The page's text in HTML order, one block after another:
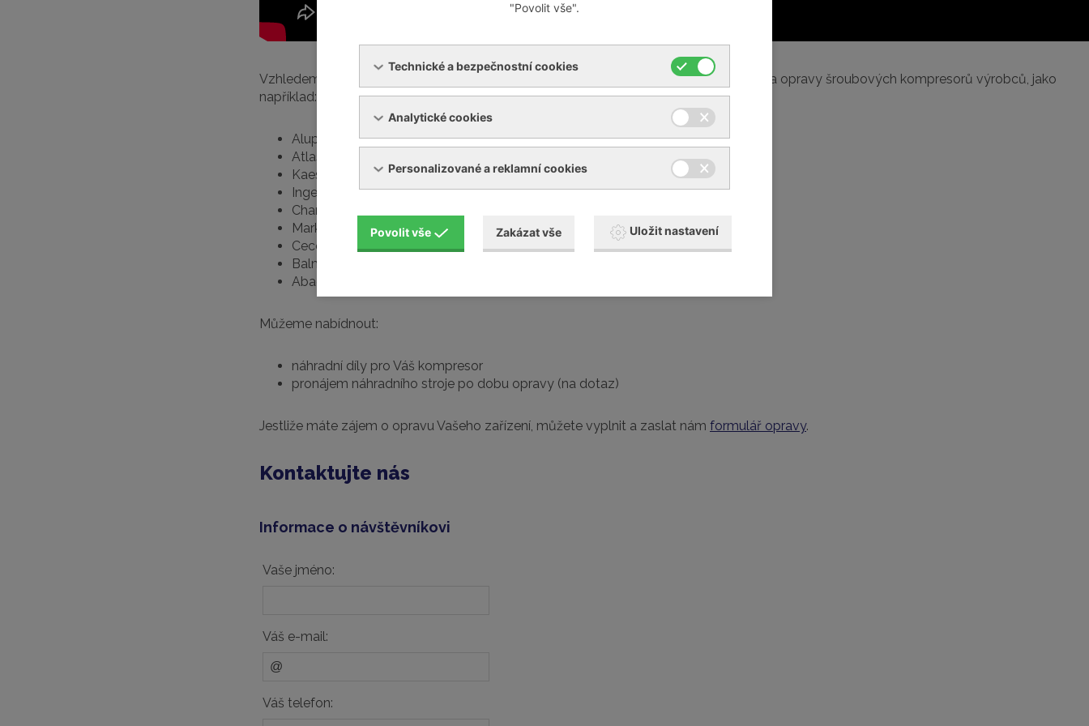
Vzhledem k dlouholetým zkušenostem v oboru jsme schopni provádět kvalitní servis a opravy šroubových kompresorů výrobců, jako
například:
Alup
Atlas Copco
Kaeser
Ingersoll Rand
Champion
Mark
Ceccato
Balma
Abac Boge a mnoho jiných
Můžeme nabídnout:
náhradní díly pro Váš kompresor
pronájem náhradního stroje po dobu opravy (na dotaz)
Jestliže máte zájem o opravu Vašeho zařízení, můžete vyplnit a zaslat nám formulář opravy.
Kontaktujte nás
Informace o návštěvníkovi
Vaše jméno:
Váš e-mail:
Váš telefon:
"Povolit vše".
Technické a bezpečnostní cookies
Analytické cookies
Personalizované a reklamní cookies
Povolit vše Zakázat vše Uložit nastavení